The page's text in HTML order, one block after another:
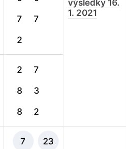
výsledky 16.
1. 2021
7 7
2
2 7
8 3
8 2
7 23